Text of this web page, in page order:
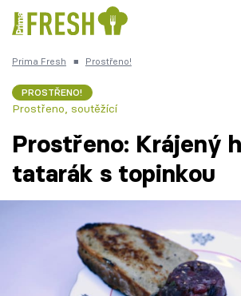
Česká kuchyně
Recepty
Prima Fresh ■ Prostřeno!
PROSTŘENO!
Prostřeno, soutěžící
Prostřeno: Krájený
tatarák s topinkou